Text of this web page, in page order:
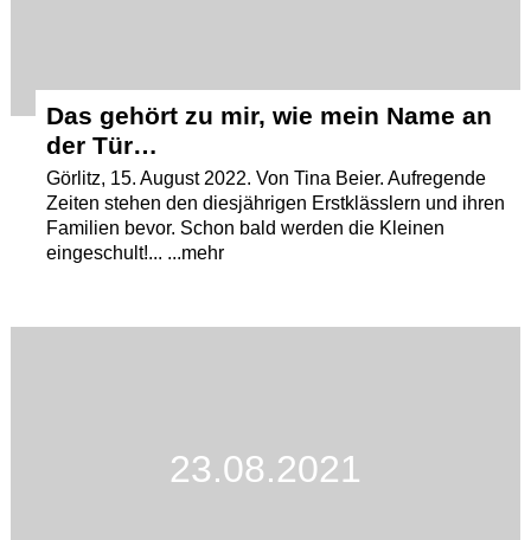
Das gehört zu mir, wie mein Name an
der Tür…
Görlitz, 15. August 2022. Von Tina Beier. Aufregende
Zeiten stehen den diesjährigen Erstklässlern und ihren
Familien bevor. Schon bald werden die Kleinen
eingeschult!... ...mehr
23.08.2021